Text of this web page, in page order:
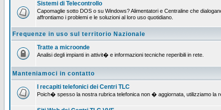
Sistemi di Telecontrollo
Capomaglie sotto DOS o su Windows? Alimentatori e Centraline che
affrontiamo i problemi e le soluzioni al loro uso quotidiano.
Frequenze in uso sul territorio Nazionale
Tratte a microonde
Analisi degli impianti in attivit� e informazioni tecniche reperibili in rete.
Manteniamoci in contatto
I recapiti telefonici dei Centri TLC
Poich� spesso la nostra rubrica telefonica non � aggiornata, utilizziamo la